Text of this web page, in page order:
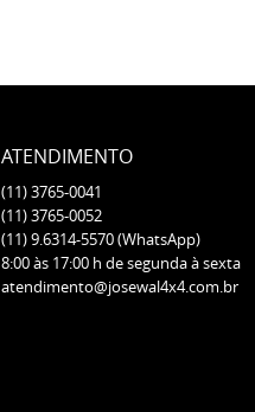
ATENDIMENTO
(11)3765-0041
(11)3765-0052
(11)9.6314-5570(WhatsApp)
8:00 às 17:00 h de segunda à sexta
atendimento@josewal4x4.com.br